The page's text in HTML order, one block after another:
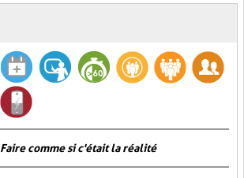
Faire comme si c'était la réalité